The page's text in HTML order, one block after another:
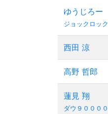
ゆうじろー
ジョックロック
西田 涼
高野 哲郎
蓮見 翔
ダウ９００００